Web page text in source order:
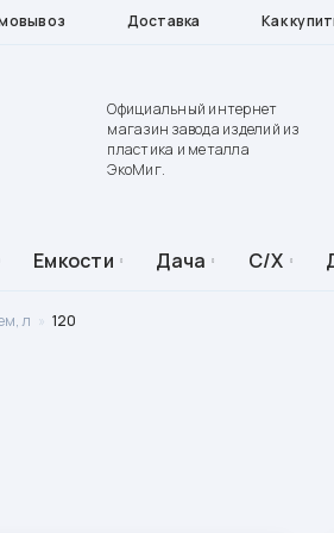
Доставка Как
Официальный интернет
магазин завода изделий из
пластика и металла
ЭкоМиг.
Емкости Дача С/Х
л » 120